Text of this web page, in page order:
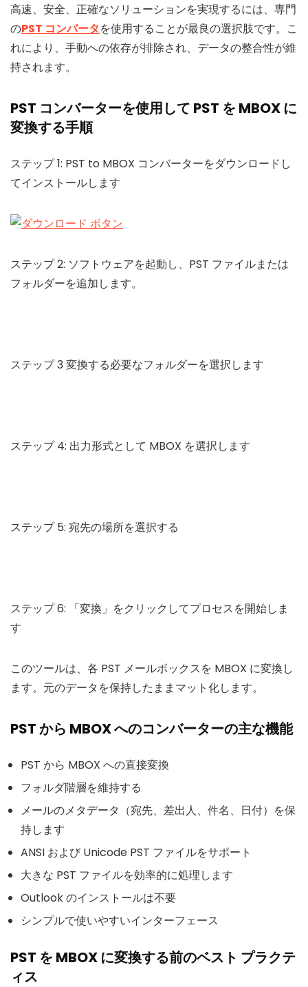
高速、安全、正確なソリューションを実現するには、専門
のPST コンバータを使用することが最良の選択肢です。こ
れにより、手動への依存が排除され、データの整合性が維
持されます。
PST コンバーターを使用して PST を MBOX に
変換する手順
ステップ 1: PST to MBOX コンバーターをダウンロードし
てインストールします
ステップ 2: ソフトウェアを起動し、PST ファイルまたは
フォルダーを追加します。
ステップ 3 変換する必要なフォルダーを選択します
ステップ 4: 出力形式として MBOX を選択します
ステップ 5: 宛先の場所を選択する
ステップ 6: 「変換」をクリックしてプロセスを開始しま
す
このツールは、各 PST メールボックスを MBOX に変換し
ます。元のデータを保持したままマット化します。
PST から MBOX へのコンバーターの主な機能
PST から MBOX への直接変換
フォルダ階層を維持する
メールのメタデータ（宛先、差出人、件名、日付）を保
持します
ANSI および Unicode PST ファイルをサポート
大きな PST ファイルを効率的に処理します
Outlook のインストールは不要
シンプルで使いやすいインターフェース
PST を MBOX に変換する前のベスト プラクテ
ィス